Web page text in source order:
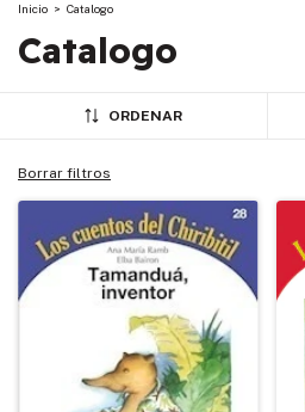
Inicio > Catalogo
Catalogo
ORDENAR
Borrar filtros